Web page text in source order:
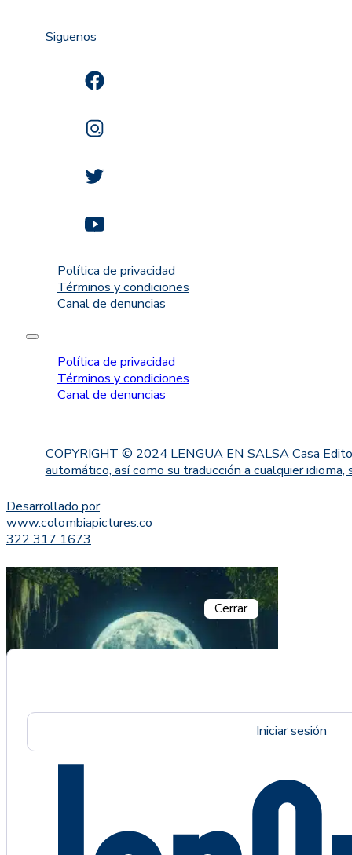
Siguenos
Política de privacidad
Términos y condiciones
Canal de denuncias
Política de privacidad
Términos y condiciones
Canal de denuncias
COPYRIGHT © 2024 LENGUA EN SALSA Casa
automático, así como su traducción a cualquier
Desarrollado por
www.colombiapictures.co
322 317 1673
Cerrar
Iniciar sesión